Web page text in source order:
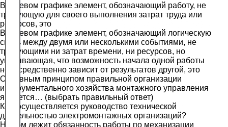
В сетевом графике элемент, обозначающий работу, не
требующую для своего выполнения затрат труда или
ресурсов, это
В сетевом графике элемент, обозначающий логическую
связь между двумя или несколькими событиями, не
требующими ни затрат времени, ни ресурсов, но
указывающая, что возможность начала одной работы
непосредственно зависит от результатов другой, это
Основным принципом правильной организации
инструментального хозяйства монтажного управления
является… (выбрать правильный ответ)
Кем осуществляется руководство технической
деятельностью электромонтажных организаций?
На ком лежит обязанность работы по механизации